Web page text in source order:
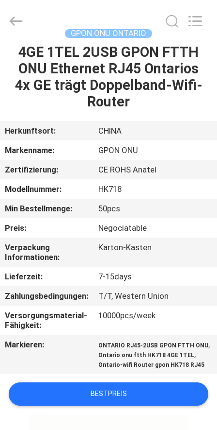
HAUS
PRODUKTE
UNS
AUSFLUG
QUALITÄTSKONTROLLE
TRETEN
SIE
MIT
UNS
VERBINDUNG
EIN
ZITAT
LIMITED.
GPON ONU ONTARIO
4GE 1TEL 2USB GPON FTTH
ONU Ethernet RJ45 Ontarios
4x GE trägt Doppelband-Wifi-
Router
Herkunftsort:
CHINA
Markenname:
GPON ONU
Zertifizierung:
CE ROHS Anatel
Modellnummer:
HK718
Min Bestellmenge:
50pcs
Preis:
Negociatable
Verpackung
Informationen:
Karton-Kasten
Lieferzeit:
7-15days
Zahlungsbedingungen:
T/T, Western Union
Versorgungsmaterial-
Fähigkeit:
10000pcs/week
Markieren: ONTARIO RJ45-2USB GPON FTTH ONU,
Ontario onu ftth HK718 4GE 1TEL,
Ontario-wifi Router gpon HK718 RJ45
BESTPREIS